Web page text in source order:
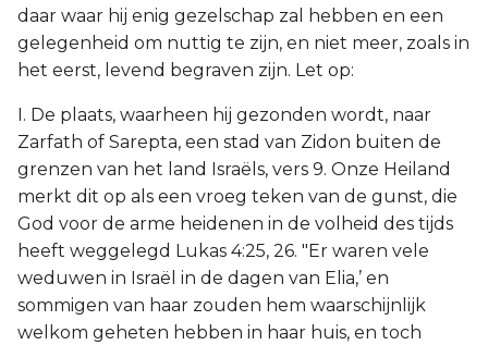
daar waar hij enig gezelschap zal hebben en een
gelegenheid om nuttig te zijn, en niet meer, zoals in
het eerst, levend begraven zijn. Let op:
I. De plaats, waarheen hij gezonden wordt, naar
Zarfath of Sarepta, een stad van Zidon buiten de
grenzen van het land Israëls, vers 9. Onze Heiland
merkt dit op als een vroeg teken van de gunst, die
God voor de arme heidenen in de volheid des tijds
heeft weggelegd Lukas 4:25, 26. "Er waren vele
weduwen in Israël in de dagen van Elia,’ en
sommigen van haar zouden hem waarschijnlijk
welkom geheten hebben in haar huis, en toch